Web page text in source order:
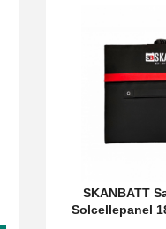
SKANBATT
Solcellepanel